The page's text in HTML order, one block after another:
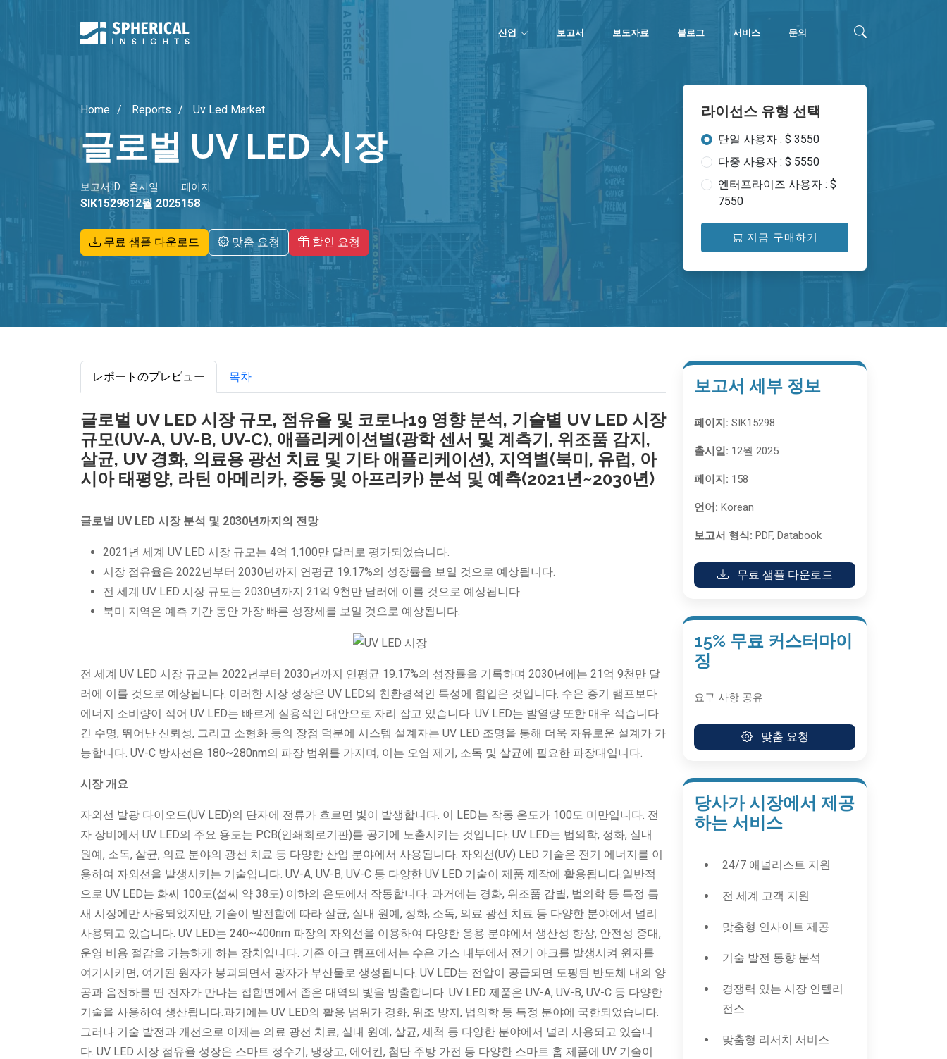
산업 보고서 보도자료 블로그 서비스 문의
Home Reports Uv Led Market
글로벌 UV LED 시장
보고서 ID
SIK15298
출시일
12월 2025
페이지
158
무료 샘플 다운로드 맞춤 요청 할인 요청
라이선스 유형 선택
단일 사용자 : $ 3550
다중 사용자 : $ 5550
엔터프라이즈 사용자 : $
7550
지금 구매하기
レポートのプレビュー 목차
글로벌 UV LED 시장 규모, 점유율 및 코로나19 영향 분석, 기술별 UV LED 시장
규모(UV-A, UV-B, UV-C), 애플리케이션별(광학 센서 및 계측기, 위조품 감지,
살균, UV 경화, 의료용 광선 치료 및 기타 애플리케이션), 지역별(북미, 유럽, 아
시아 태평양, 라틴 아메리카, 중동 및 아프리카) 분석 및 예측(2021년~2030년)
글로벌 UV LED 시장 분석 및 2030년까지의 전망
2021년 세계 UV LED 시장 규모는 4억 1,100만 달러로 평가되었습니다.
시장 점유율은 2022년부터 2030년까지 연평균 19.17%의 성장률을 보일 것으로 예상됩니다.
전 세계 UV LED 시장 규모는 2030년까지 21억 9천만 달러에 이를 것으로 예상됩니다.
북미 지역은 예측 기간 동안 가장 빠른 성장세를 보일 것으로 예상됩니다.
전 세계 UV LED 시장 규모는 2022년부터 2030년까지 연평균 19.17%의 성장률을 기록하며 2030년에는 21억 9천만 달
러에 이를 것으로 예상됩니다. 이러한 시장 성장은 UV LED의 친환경적인 특성에 힘입은 것입니다. 수은 증기 램프보다
에너지 소비량이 적어 UV LED는 빠르게 실용적인 대안으로 자리 잡고 있습니다. UV LED는 발열량 또한 매우 적습니다.
긴 수명, 뛰어난 신뢰성, 그리고 소형화 등의 장점 덕분에 시스템 설계자는 UV LED 조명을 통해 더욱 자유로운 설계가 가
능합니다. UV-C 방사선은 180~280nm의 파장 범위를 가지며, 이는 오염 제거, 소독 및 살균에 필요한 파장대입니다.
시장 개요
자외선 발광 다이오드(UV LED)의 단자에 전류가 흐르면 빛이 발생합니다. 이 LED는 작동 온도가 100도 미만입니다. 전
자 장비에서 UV LED의 주요 용도는 PCB(인쇄회로기판)를 공기에 노출시키는 것입니다. UV LED는 법의학, 정화, 실내
원예, 소독, 살균, 의료 분야의 광선 치료 등 다양한 산업 분야에서 사용됩니다. 자외선(UV) LED 기술은 전기 에너지를 이
용하여 자외선을 발생시키는 기술입니다. UV-A, UV-B, UV-C 등 다양한 UV LED 기술이 제품 제작에 활용됩니다.일반적
으로 UV LED는 화씨 100도(섭씨 약 38도) 이하의 온도에서 작동합니다. 과거에는 경화, 위조품 감별, 법의학 등 특정 틈
새 시장에만 사용되었지만, 기술이 발전함에 따라 살균, 실내 원예, 정화, 소독, 의료 광선 치료 등 다양한 분야에서 널리
사용되고 있습니다. UV LED는 240~400nm 파장의 자외선을 이용하여 다양한 응용 분야에서 생산성 향상, 안전성 증대,
운영 비용 절감을 가능하게 하는 장치입니다. 기존 아크 램프에서는 수은 가스 내부에서 전기 아크를 발생시켜 원자를
여기시키면, 여기된 원자가 붕괴되면서 광자가 부산물로 생성됩니다. UV LED는 전압이 공급되면 도핑된 반도체 내의 양
공과 음전하를 띤 전자가 만나는 접합면에서 좁은 대역의 빛을 방출합니다. UV LED 제품은 UV-A, UV-B, UV-C 등 다양한
기술을 사용하여 생산됩니다.과거에는 UV LED의 활용 범위가 경화, 위조 방지, 법의학 등 특정 분야에 국한되었습니다.
그러나 기술 발전과 개선으로 이제는 의료 광선 치료, 실내 원예, 살균, 세척 등 다양한 분야에서 널리 사용되고 있습니
다. UV LED 시장 점유율 성장은 스마트 정수기, 냉장고, 에어컨, 첨단 주방 가전 등 다양한 스마트 홈 제품에 UV 기술이
보고서 세부 정보
페이지: SIK15298
출시일: 12월 2025
페이지: 158
언어: Korean
보고서 형식: PDF, Databook
무료 샘플 다운로드
15% 무료 커스터마이
징
요구 사항 공유
맞춤 요청
당사가 시장에서 제공
하는 서비스
24/7 애널리스트 지원
전 세계 고객 지원
맞춤형 인사이트 제공
기술 발전 동향 분석
경쟁력 있는 시장 인텔리
전스
맞춤형 리서치 서비스